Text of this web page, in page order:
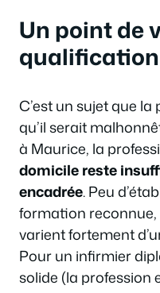
Un point de
qualification
C’est un sujet que
qu’il serait
à Maurice, la
domicile reste
encadrée. Peu
formation reconnue,
varient fortement
Pour un infirmier
solide (la profession